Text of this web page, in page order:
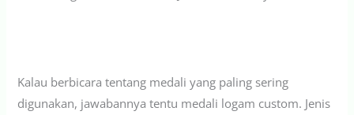
Kalau berbicara tentang medali yang paling sering
digunakan, jawabannya tentu medali logam custom. Jenis